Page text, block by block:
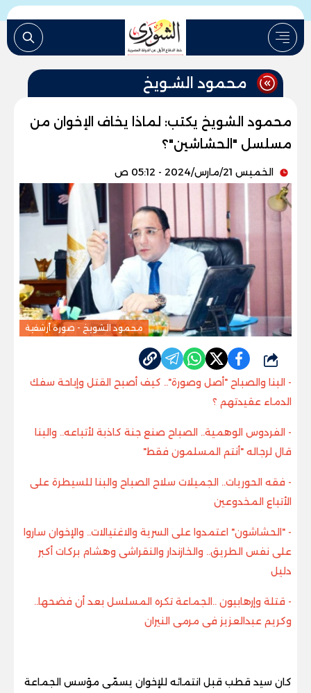
محمود الشـويخ
محمود الشويخ يكتب: لماذا يخاف الإخوان من
مسلسل "الحشاشين"؟
الخميس 21/مارس/2024 - 05:12 ص
محمود الشويخ - صورة أرشفية
شارك
- البنا والصباح "أصل وصورة".. كيف أصبح القتل وإباحة سفك
الدماء عقيدتهم ؟
- الفردوس الوهمية.. الصباح صنع جنة كاذبة لأتباعه.. والبنا
قال لرجاله "أنتم المسلمون فقط"
- فقه الحوريات.. الجميلات سلاح الصباح والبنا للسيطرة على
الأتباع المخدوعين
- "الحشاشون" اعتمدوا على السرية والاغتيالات.. والإخوان ساروا
على نفس الطريق.. والخازندار والنقراشى وهشام بركات أكبر
دليل
- قتلة وإرهابيون ..الجماعة تكره المسلسل بعد أن فضحها..
وكريم عبدالعزيز فى مرمى النيران
كان سيد قطب قبل انتمائه للإخوان يسمّى مؤسس الجماعة